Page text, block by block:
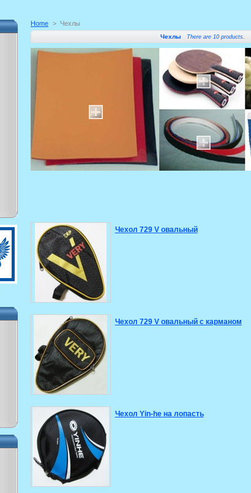
Home > Чехлы
Чехлы There are 10 products.
Чехол 729 V овальный
Чехол 729 V овальный с карманом
Чехол Yin-he на лопасть